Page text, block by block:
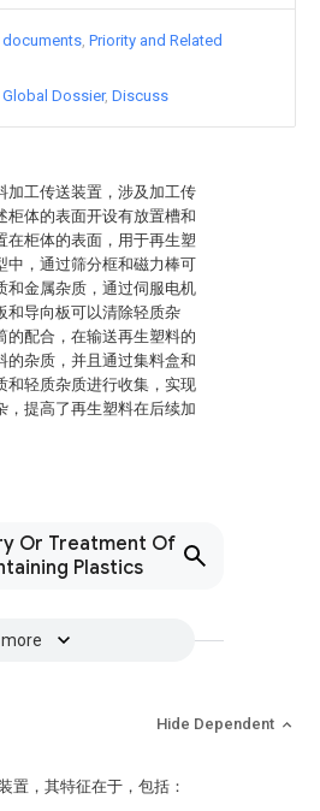
加工传送装置，涉及加工传
柜体的表面开设有放置槽和
在柜体的表面，用于再生塑
中，通过筛分框和磁力棒可
和金属杂质，通过伺服电机
和导向板可以清除轻质杂
的配合，在输送再生塑料的
的杂质，并且通过集料盒和
和轻质杂质进行收集，实现
，提高了再生塑料在后续加
Or Treatment Of
Plastics
documents Priority and Related
Global Dossier Discuss
Hide Dependent
置，其特征在于，包括：